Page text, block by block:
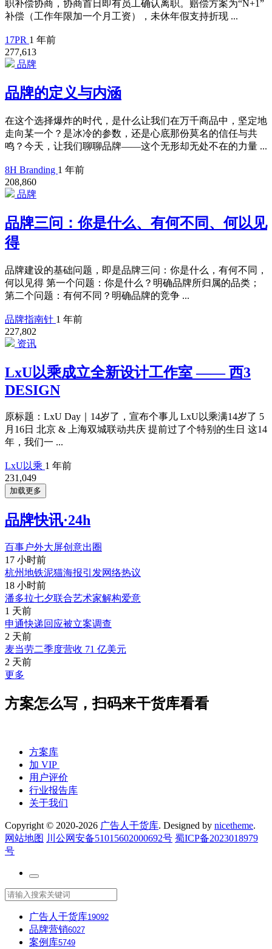
职补偿协商，协商首日即有员工确认离职。赔偿方案为“N+1”
补偿（工作年限加一个月工资），未休年假支持折现 ...
17PR 1 年前
277,613
品牌
品牌的定义与内涵
在这个选择爆炸的时代，是什么让我们在万千商品中，坚定地
走向某一个？是冰冷的参数，还是心底那份莫名的信任与共
鸣？今天，让我们聊聊品牌——这个无形却无处不在的力量 ...
8H Branding 1 年前
208,860
品牌
品牌三问：你是什么、有何不同、何以见
得
品牌建设的基础问题，即是品牌三问：你是什么，有何不同，
何以见得 第一个问题：你是什么？明确品牌所归属的品类；
第二个问题：有何不同？明确品牌的竞争 ...
品牌指南针 1 年前
227,802
资讯
LxU以乘成立全新设计工作室 —— 西3
DESIGN
原标题：LxU Day｜14岁了，宣布个事儿 LxU以乘满14岁了 5
月16日 北京 & 上海双城联动共庆 提前过了个特别的生日 这14
年，我们一 ...
LxU以乘 1 年前
231,049
加载更多
品牌快讯·24h
百事户外大屏创意出圈
17 小时前
杭州地铁泥猫海报引发网络热议
18 小时前
潘多拉七夕联合艺术家解构爱意
1 天前
申通快递回应被立案调查
2 天前
麦当劳二季度营收 71 亿美元
2 天前
更多
方案怎么写，扫码来干货库看看
方案库
加 VIP
用户评价
行业报告库
关于我们
Copyright © 2020-2026 广告人干货库. Designed by nicetheme.
网站地图 川公网安备51015602000692号 蜀ICP备2023018979
号
广告人干货库19092
品牌营销6027
案例库5749